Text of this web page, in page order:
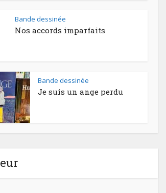
Bande dessinée
Nos accords imparfaits
Bande dessinée
Je suis un ange perdu